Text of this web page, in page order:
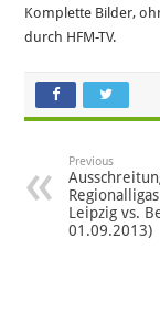
Komplette Bilder,
durch HFM-TV.
Previous
Leipzig vs.
01.09.2013)